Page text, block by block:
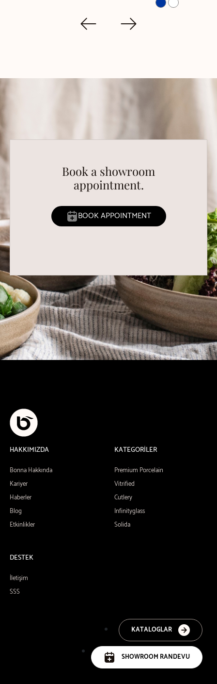
Book a showroom
appointment.
BOOK APPOINTMENT
HAKKIMIZDA
Bonna Hakkında
Kariyer
Haberler
Blog
Etkinlikler
KATEGORİLER
Premium Porcelain
Vitrified
Cutlery
Infinityglass
Solida
DESTEK
İletişim
SSS
KATALOGLAR
SHOWROOM RANDEVU